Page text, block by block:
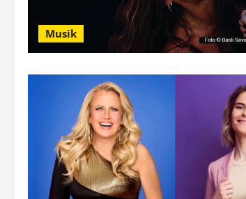
Musik